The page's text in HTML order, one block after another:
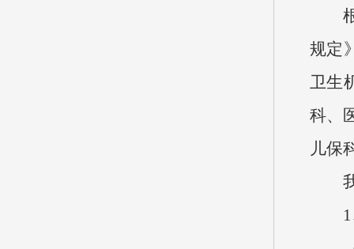
根
规定
卫生
科、
儿保
我
1、